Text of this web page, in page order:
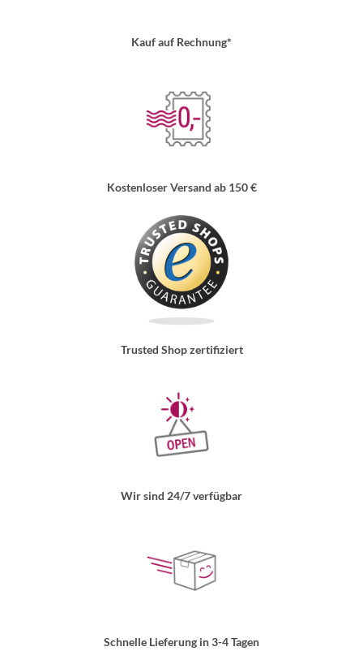
Kauf auf Rechnung*
Kostenloser Versand ab 150 €
Trusted Shop zertifiziert
Wir sind 24/7 verfügbar
Schnelle Lieferung in 3-4 Tagen